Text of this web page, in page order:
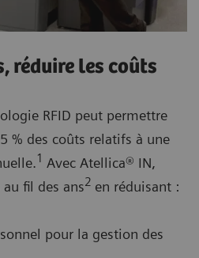
réduire les coûts
RFID peut permettre
% des coûts relatifs à une
1 Avec Atellica® IN,
fil des ans2 en réduisant :
pour la gestion des